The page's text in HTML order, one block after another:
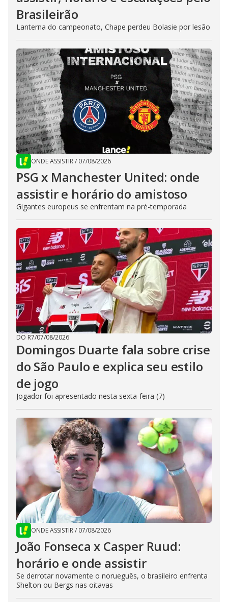
Brasileirão
Lanterna do campeonato, Chape perdeu Bolasie por lesão
ONDE ASSISTIR/ 07/08/2026
PSG x Manchester United: onde
assistir e horário do amistoso
Gigantes europeus se enfrentam na pré-temporada
DO R7/07/08/2026
Domingos Duarte fala sobre crise
do São Paulo e explica seu estilo
de jogo
Jogador foi apresentado nesta sexta-feira (7)
ONDE ASSISTIR/ 07/08/2026
João Fonseca x Casper Ruud:
horário e onde assistir
Se derrotar novamente o norueguês, o brasileiro enfrenta
Shelton ou Bergs nas oitavas